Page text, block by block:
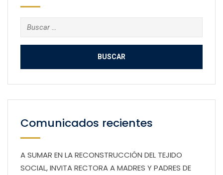
Buscar:
Comunicados recientes
A SUMAR EN LA RECONSTRUCCIÓN DEL TEJIDO
SOCIAL, INVITA RECTORA A MADRES Y PADRES DE